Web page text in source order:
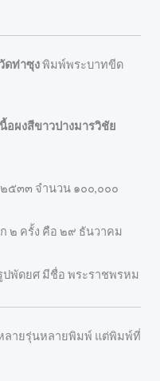
ดท่าซุงพิมพ์พระบาทขีด
อผงสีขาวปางมารวิชัย
๕๓๓ จำนวน ๑๐๐,๐๐๐
๒ ครั้ง คือ ๒๙ ธันวาคม
ปพัดยศ มีชื่อ พระราชพรหม
ลายรุ่นหลายพิมพ์ แต่พิมพ์ที่